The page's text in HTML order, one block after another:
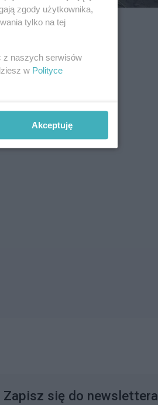
Zapisz się do newslettera
zgody użytkownika,
tylko na tej
z naszych serwisów
w Polityce
Akceptuję